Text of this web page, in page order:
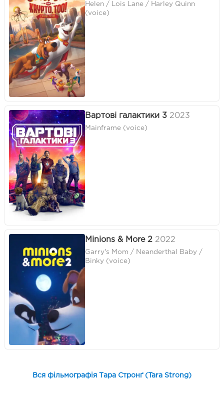
Helen / Lois Lane / Harley Quinn
(voice)
Вартові галактики 3 2023
Mainframe (voice)
Minions & More 2 2022
Garry's Mom / Neanderthal Baby /
Binky (voice)
Вся фільмографія Тара Стронґ (Tara Strong)